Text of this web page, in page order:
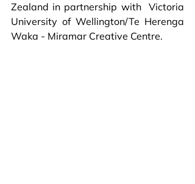
Zealand in partnership with Victoria
University of Wellington/Te Herenga
Waka - Miramar Creative Centre.